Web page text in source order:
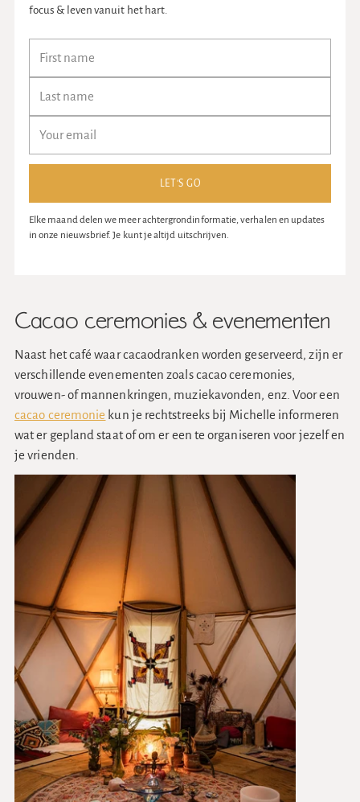
focus & leven vanuit het hart.
Achternaam
mailadres
LET'S GO
Elke maand delen we meer achtergrondinformatie, verhalen en updates
in onze nieuwsbrief. Je kunt je altijd uitschrijven.
Cacao ceremonies & evenementen
Naast het café waar cacaodranken worden geserveerd, zijn er
verschillende evenementen zoals cacao ceremonies,
vrouwen- of mannenkringen, muziekavonden, enz. Voor een
cacao ceremonie kun je rechtstreeks bij Michelle informeren
wat er gepland staat of om er een te organiseren voor jezelf en
je vrienden.